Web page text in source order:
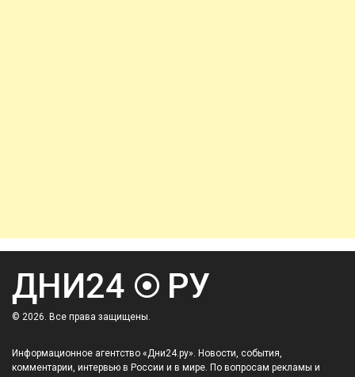
© 2026. Все права защищены.
Информационное агентство «Дни24.ру». Новости, события,
комментарии, интервью в России и в мире. По вопросам рекламы и